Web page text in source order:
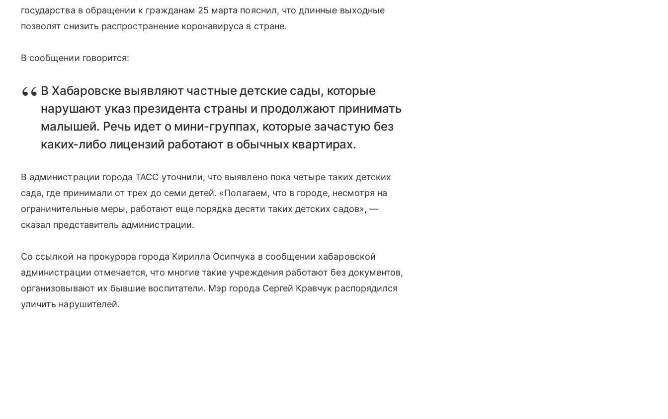
государства в обращении к гражданам 25 марта пояснил, что длинные выходные
позволят снизить распространение коронавируса в стране.
В сообщении говорится:
В Хабаровске выявляют частные детские сады, которые
нарушают указ президента страны и продолжают принимать
малышей. Речь идет о мини-группах, которые зачастую без
каких-либо лицензий работают в обычных квартирах.
В администрации города ТАСС уточнили, что выявлено пока четыре таких детских
сада, где принимали от трех до семи детей. «Полагаем, что в городе, несмотря на
ограничительные меры, работают еще порядка десяти таких детских садов», —
сказал представитель администрации.
Со ссылкой на прокурора города Кирилла Осипчука в сообщении хабаровской
администрации отмечается, что многие такие учреждения работают без документов,
организовывают их бывшие воспитатели. Мэр города Сергей Кравчук распорядился
уличить нарушителей.